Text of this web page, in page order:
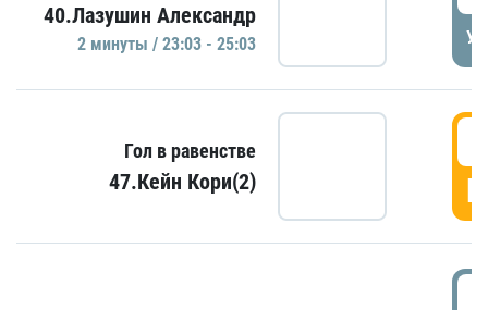
40.Лазушин Александр
2 минуты / 23:03 - 25:03
Гол в равенстве
47.Кейн Кори(2)